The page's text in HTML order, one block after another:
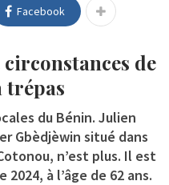
Facebook
de
trépas
du Bénin. Julien
Gbèdjèwin situé dans
n’est plus. Il est
à l’âge de 62 ans.